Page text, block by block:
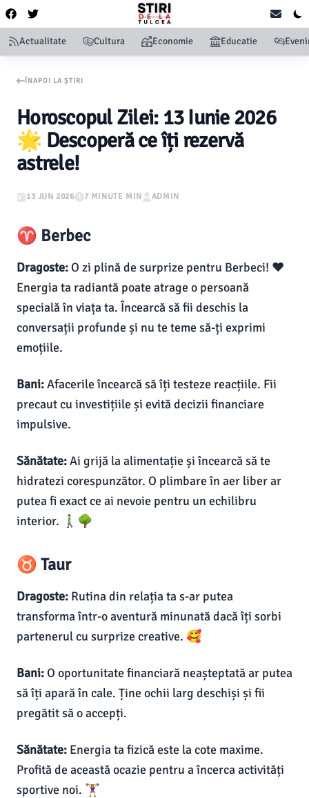
Actualitate Cultura Economie Educatie
ÎNAPOI LA ȘTIRI
Horoscopul Zilei: 13 Iunie 2026
🌟 Descoperă ce îți rezervă
astrele!
13 JUN 2026 7 MINUTE MIN ADMIN
♈ Berbec
Dragoste: O zi plină de surprize pentru Berbeci! ❤️
Energia ta radiantă poate atrage o persoană
specială în viața ta. Încearcă să fii deschis la
conversații profunde și nu te teme să-ți exprimi
emoțiile.
Bani:Afacerile încearcă să îți testeze reacțiile. Fii
precaut cu investițiile și evită decizii financiare
impulsive.
Sănătate:Ai grijă la alimentație și încearcă să te
hidratezi corespunzător. O plimbare în aer liber ar
putea fi exact ce ai nevoie pentru un echilibru
interior. 🚶‍♂️🌳
♉ Taur
Dragoste: Rutina din relația ta s-ar putea
transforma într-o aventură minunată dacă îți sorbi
partenerul cu surprize creative. 🥰
Bani: O oportunitate financiară neașteptată ar putea
să îți apară în cale. Ține ochii larg deschiși și fii
pregătit să o accepți.
Sănătate: Energia ta fizică este la cote maxime.
Profită de această ocazie pentru a încerca activități
sportive noi. 🏋️‍♀️